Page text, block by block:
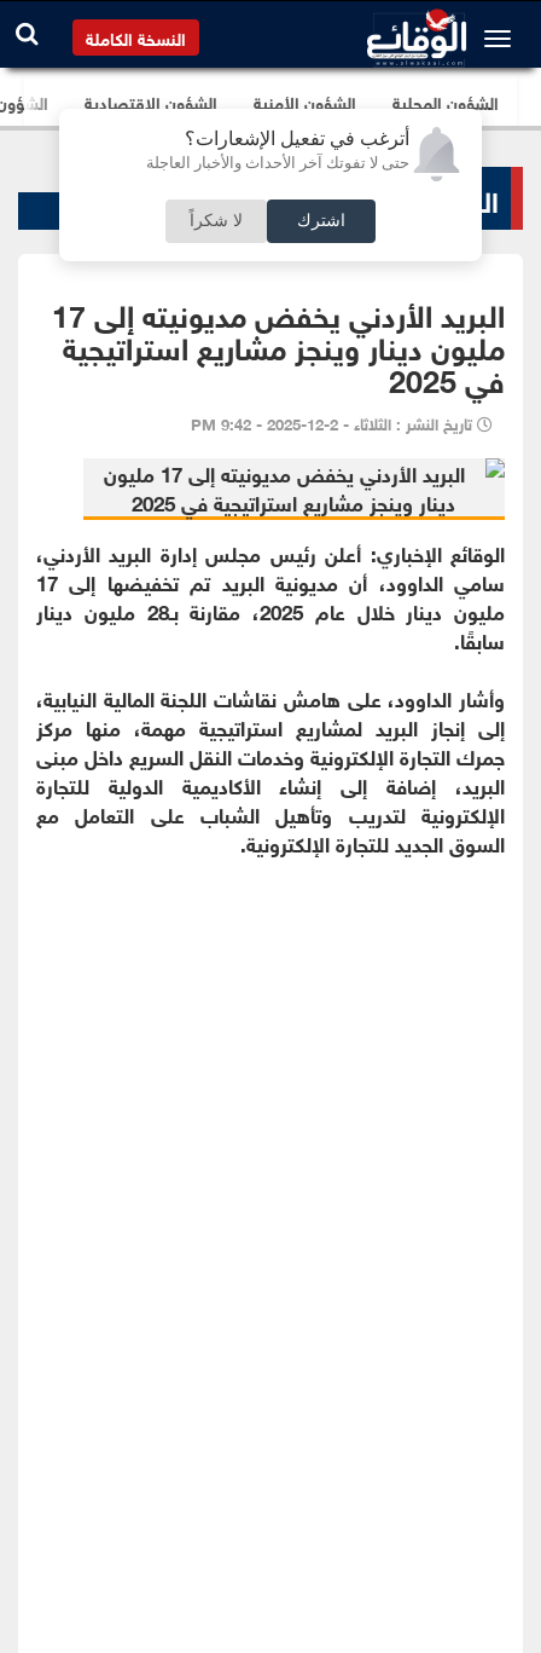
أترغب في تفعيل الإشعارات؟
حتى لا تفوتك آخر الأحداث والأخبار العاجلة
اشترك لا شكراً
النسخة الكاملة
الشؤون المحلية الشؤون الأمنية الشؤون الإقتصادية
البنوك و الشركات
البريد الأردني يخفض مديونيته إلى 17
مليون دينار وينجز مشاريع استراتيجية
في 2025
تاريخ النشر : الثلاثاء - 2-12-2025 - 9:42 PM
الوقائع الإخباري: أعلن رئيس مجلس إدارة البريد الأردني،
سامي الداوود، أن مديونية البريد تم تخفيضها إلى 17
مليون دينار خلال عام 2025، مقارنة بـ28 مليون دينار
سابقًا.
وأشار الداوود، على هامش نقاشات اللجنة المالية النيابية،
إلى إنجاز البريد لمشاريع استراتيجية مهمة، منها مركز
جمرك التجارة الإلكترونية وخدمات النقل السريع داخل مبنى
البريد، إضافة إلى إنشاء الأكاديمية الدولية للتجارة
الإلكترونية لتدريب وتأهيل الشباب على التعامل مع
السوق الجديد للتجارة الإلكترونية.